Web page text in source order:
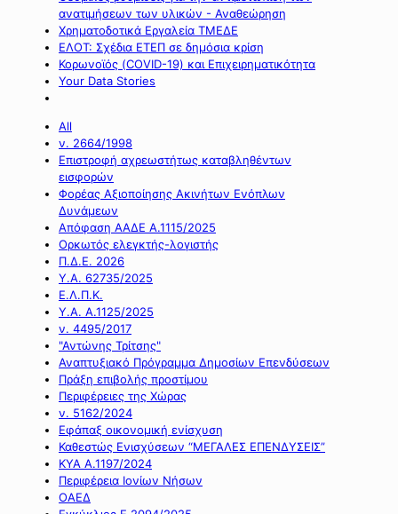
ανατιμήσεων των υλικών - Αναθεώρηση
Χρηματοδοτικά Εργαλεία ΤΜΕΔΕ
ΕΛΟΤ: Σχέδια ΕΤΕΠ σε δημόσια κρίση
Κορωνοϊός (COVID-19) και Επιχειρηματικότητα
Your Data Stories
All
ν. 2664/1998
Επιστροφή αχρεωστήτως καταβληθέντων
εισφορών
Φορέας Αξιοποίησης Ακινήτων Ενόπλων
Δυνάμεων
Απόφαση ΑΑΔΕ Α.1115/2025
Ορκωτός ελεγκτής-λογιστής
Π.Δ.Ε. 2026
Υ.Α. 62735/2025
Ε.Λ.Π.Κ.
Υ.Α. Α.1125/2025
ν. 4495/2017
"Αντώνης Τρίτσης"
Αναπτυξιακό Πρόγραμμα Δημοσίων Επενδύσεων
Πράξη επιβολής προστίμου
Περιφέρειες της Χώρας
ν. 5162/2024
Εφάπαξ οικονομική ενίσχυση
Καθεστώς Ενισχύσεων “ΜΕΓΑΛΕΣ ΕΠΕΝΔΥΣΕΙΣ”
ΚΥΑ Α.1197/2024
Περιφέρεια Ιονίων Νήσων
ΟΑΕΔ